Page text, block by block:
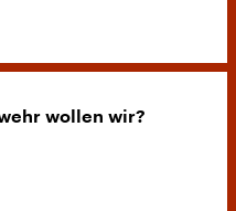
wollen wir?